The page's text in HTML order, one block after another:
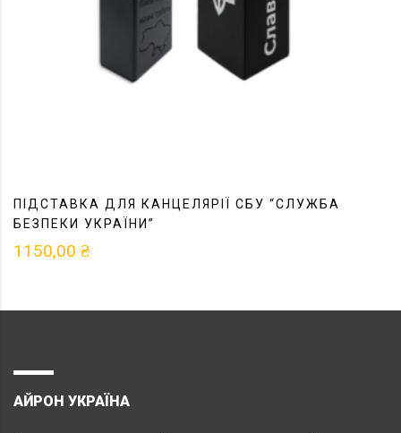
ПІДСТАВКА ДЛЯ КАНЦЕЛЯРІЇ СБУ “СЛУЖБА
БЕЗПЕКИ УКРАЇНИ”
1150,00 ₴
АЙРОН УКРАЇНА